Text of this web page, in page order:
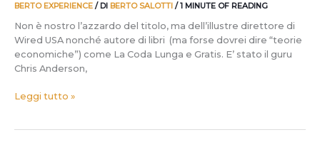
BERTO EXPERIENCE / DI BERTO SALOTTI /1 MINUTE OF READING
Non è nostro l’azzardo del titolo, ma dell’illustre direttore di
Wired USA nonché autore di libri (ma forse dovrei dire “teorie
economiche”) come La Coda Lunga e Gratis. E’ stato il guru
Chris Anderson,
Leggi tutto »